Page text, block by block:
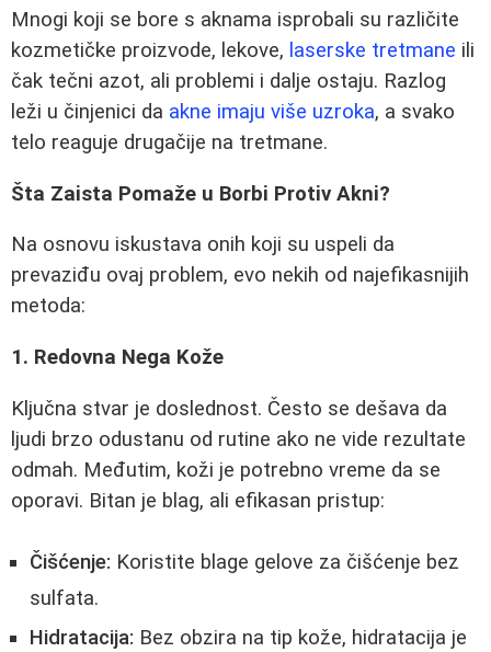
Mnogi koji se bore s aknama isprobali su različite
kozmetičke proizvode, lekove, laserske tretmane ili
čak tečni azot, ali problemi i dalje ostaju. Razlog
leži u činjenici da akne imaju više uzroka, a svako
telo reaguje drugačije na tretmane.
Šta Zaista Pomaže u Borbi Protiv Akni?
Na osnovu iskustava onih koji su uspeli da
prevaziđu ovaj problem, evo nekih od najefikasnijih
metoda:
1. Redovna Nega Kože
Ključna stvar je doslednost. Često se dešava da
ljudi brzo odustanu od rutine ako ne vide rezultate
odmah. Međutim, koži je potrebno vreme da se
oporavi. Bitan je blag, ali efikasan pristup:
Čišćenje: Koristite blage gelove za čišćenje bez
sulfata.
Hidratacija: Bez obzira na tip kože, hidratacija je